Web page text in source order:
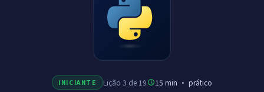
INICIANTE Lição 3 de 19 15 min · prático